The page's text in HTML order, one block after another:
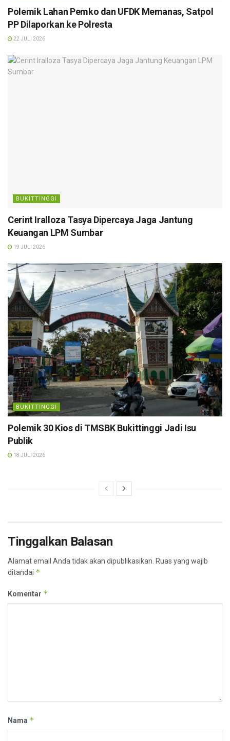
Polemik Lahan Pemko dan UFDK Memanas, Satpol
PP Dilaporkan ke Polresta
22 JULI 2026
BUKITTINGGI
Cerint Iralloza Tasya Dipercaya Jaga Jantung
Keuangan LPM Sumbar
19 JULI 2026
BUKITTINGGI
Polemik 30 Kios di TMSBK Bukittinggi Jadi Isu
Publik
18 JULI 2026
Tinggalkan Balasan
Alamat email Anda tidak akan dipublikasikan. Ruas yang wajib
ditandai *
Komentar *
Nama *